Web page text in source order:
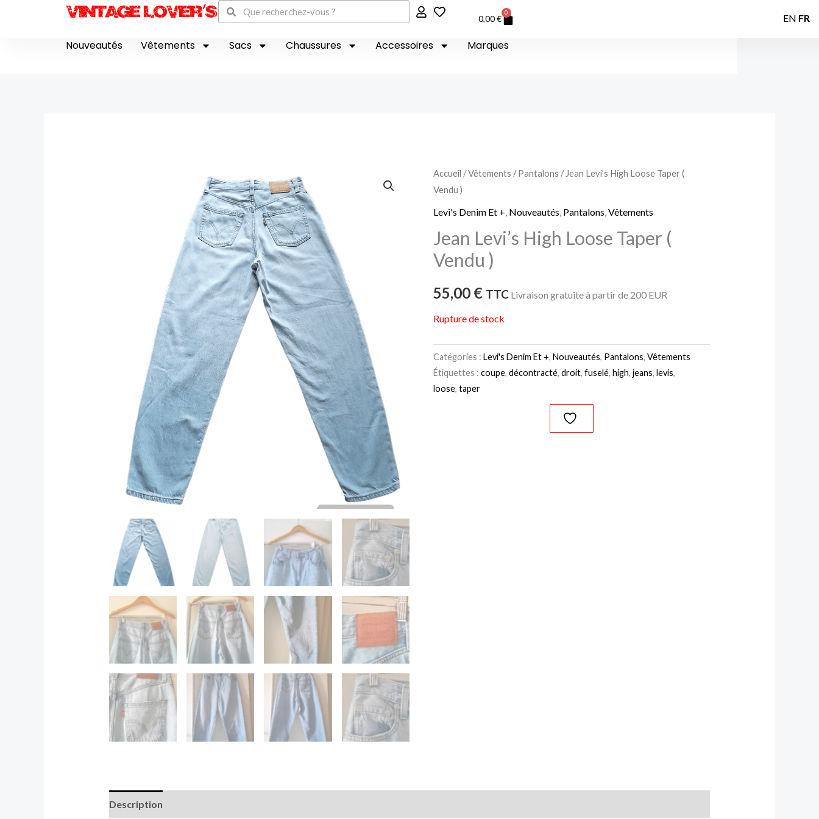
Rechercher
Rechercher
0,00€
0
Panier
Nouveautés Vêtements Sacs Chaussures Accessoires Marques
Accueil /Vêtements /Pantalons / Jean Levi’s High Loose Taper (
Vendu )
Levi's Denim Et +, Nouveautés, Pantalons,Vêtements
Jean Levi’s High Loose Taper (
Vendu )
55,00 € TTC Livraison gratuite à partir de 200 EUR
Rupture de stock
Catégories :Levi's Denim Et +,Nouveautés, Pantalons,Vêtements
Étiquettes :coupe,décontracté,droit,fuselé,high,jeans,levis,
loose,taper
Description
EN FR